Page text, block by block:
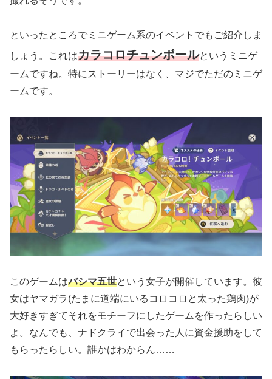
といったところでミニゲーム系のイベントでもご紹介しま
しょう。これはカラコロチュンボールというミニゲ
ームですね。特にストーリーはなく、マジでただのミニゲ
ームです。
このゲームはバシマ五世という女子が開催しています。彼
女はヤマガラ(たまに道端にいるコロコロと太った鶏肉)が
大好きすぎてそれをモチーフにしたゲームを作ったらしい
よ。なんでも、ナドクライで出会った人に資金援助をして
もらったらしい。誰かはわからん……